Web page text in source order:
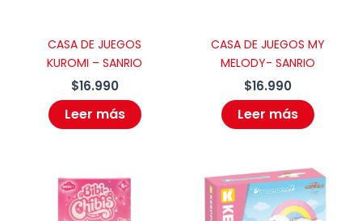
CASA DE JUEGOS
KUROMI – SANRIO
$16.990
Leer más
CASA DE JUEGOS MY
MELODY- SANRIO
$16.990
Leer más